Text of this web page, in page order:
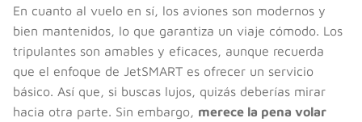
En cuanto al vuelo en sí, los aviones son modernos y
bien mantenidos, lo que garantiza un viaje cómodo. Los
tripulantes son amables y eficaces, aunque recuerda
que el enfoque de JetSMART es ofrecer un servicio
básico. Así que, si buscas lujos, quizás deberías mirar
hacia otra parte. Sin embargo, merece la pena volar